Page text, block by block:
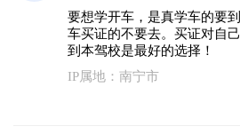
要想学开车，是真学车的要
车买证的不要去。买证对自
到本驾校是最好的选择！
IP属地：南宁市